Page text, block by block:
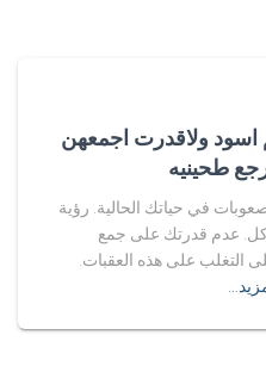
ولاقدرت اجمعهن
طحينيه
في حياتك الحالية. رؤية
عدم قدرتك على جمع
التغلب على هذه العقبات.